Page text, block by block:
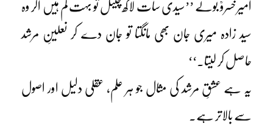
امیر خسروؒ بولے ’’سیدی سات لاکھ چیتل تو بہت کم ہیں اگر وہ
سید زادہ میری جان بھی مانگتا تو جان دے کر نعلینِ مرشد
حاصل کر لیتا۔‘‘
یہ ہے عشقِ مرشد کی مثال جو ہر علم، عقلی دلیل اور اصول
سے بالاتر ہے۔